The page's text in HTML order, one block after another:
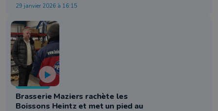
29 janvier 2026 à 16:15
Economie
Brasserie Maziers rachète les
Boissons Heintz et met un pied au